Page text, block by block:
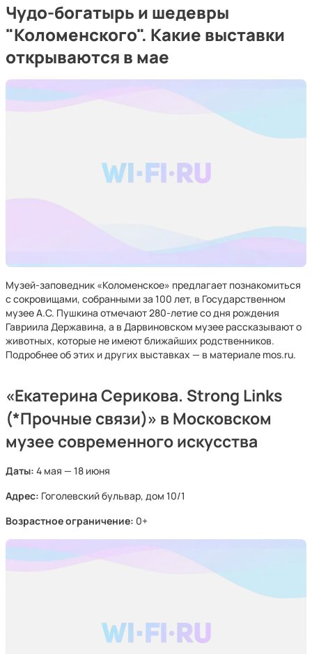
Чудо-богатырь и шедевры
"Коломенского". Какие выставки
открываются в мае
Музей-заповедник «Коломенское» предлагает познакомиться
с сокровищами, собранными за 100 лет, в Государственном
музее А.С. Пушкина отмечают 280-летие со дня рождения
Гавриила Державина, а в Дарвиновском музее рассказывают о
животных, которые не имеют ближайших родственников.
Подробнее об этих и других выставках — в материале mos.ru.
«Екатерина Серикова. Strong Links
(*Прочные связи)» в Московском
музее современного искусства
Даты: 4 мая — 18 июня
Адрес: Гоголевский бульвар, дом 10/1
Возрастное ограничение: 0+